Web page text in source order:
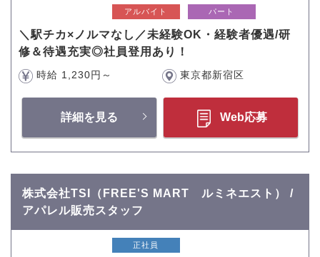
アルバイト パート
＼駅チカ×ノルマなし／未経験OK・経験者優遇/研
修＆待遇充実◎社員登用あり！
時給 1,230円～ 東京都新宿区
詳細を見る Web応募
株式会社TSI（FREE'S MART ルミネエスト） /
アパレル販売スタッフ
正社員